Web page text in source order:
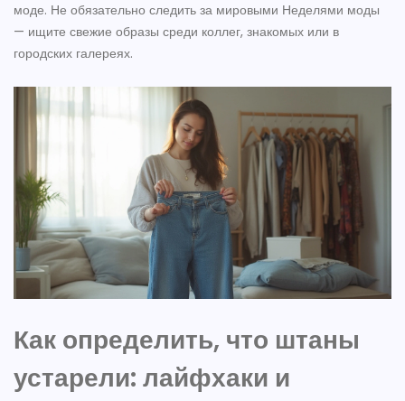
моде. Не обязательно следить за мировыми Неделями моды
— ищите свежие образы среди коллег, знакомых или в
городских галереях.
Как определить, что штаны
устарели: лайфхаки и